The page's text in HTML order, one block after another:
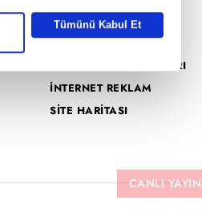
Tümünü Kabul Et
GİZLİLİK BİLDİRİMİ
VERİ POLİTİKASI
ATV UYDU FREKANSLARI
İNTERNET REKLAM
SİTE HARİTASI
CANLI YAYIN